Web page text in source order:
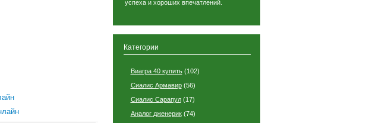
успеха и хороших впечатлений.
Категории
Виагра 40 купить(102)
Сиалис Армавир(56)
Сиалис Сарапул(17)
Аналог дженерик(74)